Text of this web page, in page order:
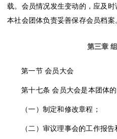
载。会员情况发生变动的，应及时
本社会团体负责妥善保存会员档案
第三章
第一节 会员大会
第十七条 会员大会是本团体
（一）制定和修改章程；
（二）审议理事会的工作报告